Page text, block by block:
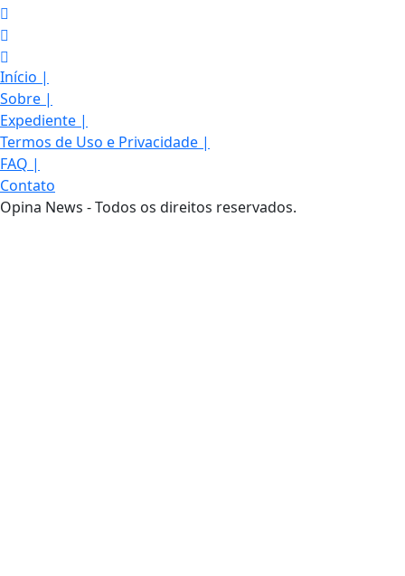
Início |
Sobre |
Expediente |
Termos de Uso e Privacidade |
FAQ |
Contato
Opina News - Todos os direitos reservados.